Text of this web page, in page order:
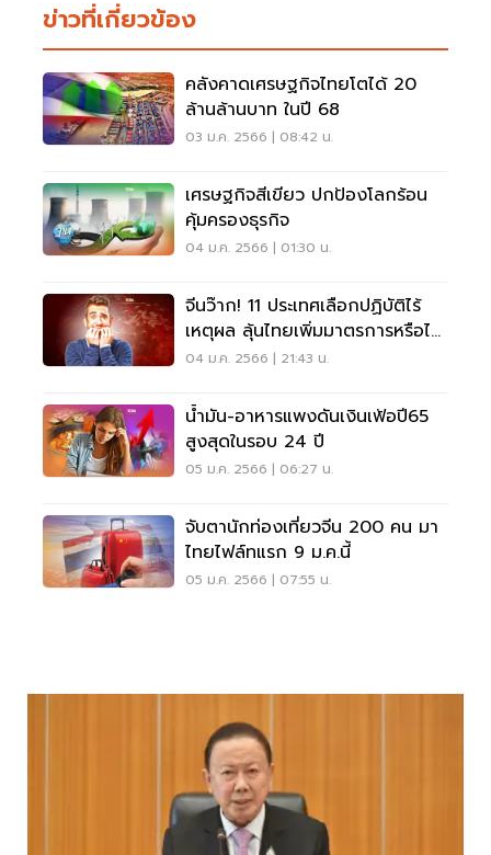
ข่าวที่เกี่ยวข้อง
คลังคาดเศรษฐกิจไทยโตได้ 20
ล้านล้านบาท ในปี 68
03 ม.ค. 2566 | 08:42 น.
เศรษฐกิจสีเขียว ปกป้องโลกร้อน
คุ้มครองธุรกิจ
04 ม.ค. 2566 | 01:30 น.
จีนว๊าก! 11 ประเทศเลือกปฏิบัติไร้
เหตุผล ลุ้นไทยเพิ่มมาตรการหรือไม่
วันนี้
04 ม.ค. 2566 | 21:43 น.
น้ำมัน-อาหารแพงดันเงินเฟ้อปี65
สูงสุดในรอบ 24 ปี
05 ม.ค. 2566 | 06:27 น.
จับตานักท่องเที่ยวจีน 200 คน มา
ไทยไฟล์ทแรก 9 ม.ค.นี้
05 ม.ค. 2566 | 07:55 น.